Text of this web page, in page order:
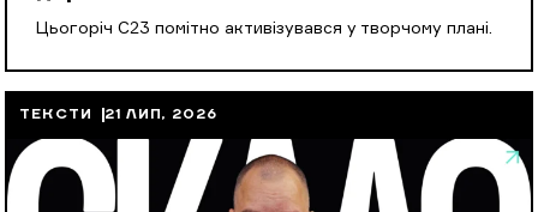
Цьогоріч С23 помітно активізувався у творчому плані.
ТЕКСТИ 21 ЛИП, 2026